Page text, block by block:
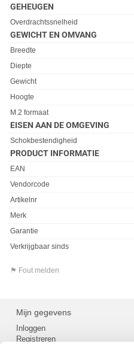
GEHEUGEN
Eigenschap Waarde
Overdrachtssnelheid
GEWICHT EN OMVANG
Eigenschap
Breedte
Diepte
Gewicht
Hoogte
M.2 formaat
EISEN AAN DE OMGEVING
Eigenschap Waarde
Schokbestendigheid
PRODUCT INFORMATIE
EAN
Vendorcode
Artikelnr
Merk
Garantie
Verkrijgbaar sinds
⚑ Fout melden
Mijn gegevens
Inloggen
Registreren